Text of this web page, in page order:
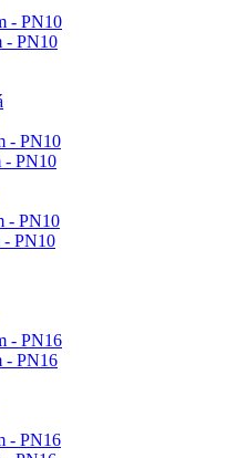
- PN10
- PN10
- PN10
- PN10
- PN10
- PN10
- PN16
- PN16
- PN16